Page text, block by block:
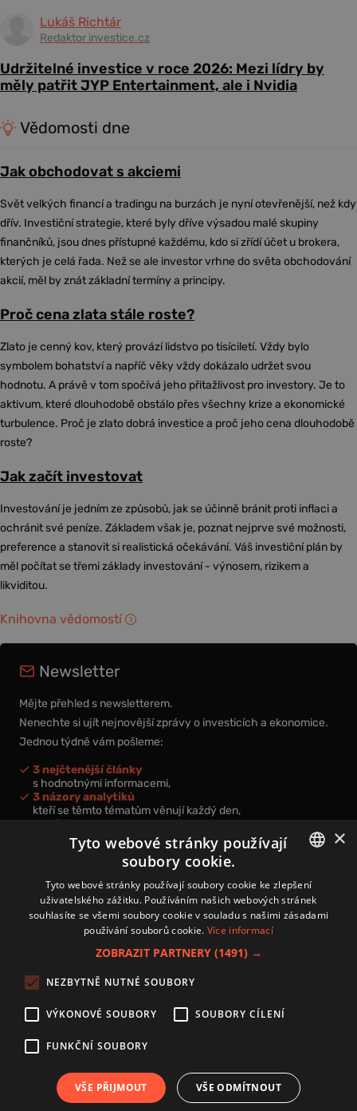
Lukáš Richtár
Redaktor investice.cz
Udržitelné investice v roce 2026: Mezi lídry by
měly patřit JYP Entertainment, ale i Nvidia
Vědomosti dne
Jak obchodovat s akciemi
Svět velkých financí a tradingu na burzách je nyní otevřenější, než kdy
dřív. Investiční strategie, které byly dříve výsadou malé skupiny
finančníků, jsou dnes přístupné každému, kdo si zřídí účet u brokera,
kterých je celá řada. Než se ale investor vrhne do světa obchodování
akcií, měl by znát základní termíny a principy.
Proč cena zlata stále roste?
Zlato je cenný kov, který provází lidstvo po tisíciletí. Vždy bylo
symbolem bohatství a napříč věky vždy dokázalo udržet svou
hodnotu. A právě v tom spočívá jeho přitažlivost pro investory. Je to
aktivum, které dlouhodobě obstálo přes všechny krize a ekonomické
turbulence. Proč je zlato dobrá investice a proč jeho cena dlouhodobě
roste?
Jak začít investovat
Investování je jedním ze způsobů, jak se účinně bránit proti inflaci a
ochránit své peníze. Základem však je, poznat nejprve své možnosti,
preference a stanovit si realistická očekávání. Váš investiční plán by
měl počítat se třemi základy investování - výnosem, rizikem a
likviditou.
Knihovna vědomostí
Newsletter
Mějte přehled s newsletterem.
Nenechte si ujít nejnovější zprávy o investicích a ekonomice.
Jednou týdně vám pošleme:
3 nejčtenější články
s hodnotnými informacemi,
3 názory analytiků
kteří se těmto tématům věnují každý den,
nová videa a podcasty
k prohloubení vašich znalostí.
Přihlášením k newsletteru vyjadřujete svůj souhlas spodmínkami
zpracování osobních údajů.
Zásady používání souborů cookies
Autoři
Nastavení cookies
CZECH
×
Tyto webové stránky používají
soubory cookie.
Tyto webové stránky používají soubory cookie ke zlepšení
uživatelského zážitku. Používáním našich webových stránek
souhlasíte se všemi soubory cookie v souladu s našimi zásadami
používání souborů cookie. Více informací
ZOBRAZIT PARTNERY (1491) →
NEZBYTNĚ NUTNÉ SOUBORY
VÝKONOVÉ SOUBORY SOUBORY CÍLENÍ
FUNKČNÍ SOUBORY
VŠE PŘIJMOUT VŠE ODMÍTNOUT